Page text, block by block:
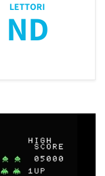
LETTORI
ND